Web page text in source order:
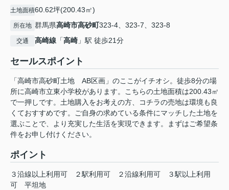
土地面積60.62坪(200.43㎡)
所在地 群馬県高崎市高砂町323-4、323-7、323-8
交通 高崎線 「高崎 」駅 徒歩21分
セールスポイント
「高崎市高砂町土地 AB区画」のここがイチオシ。徒歩8分の場
所に高崎市立東小学校があります。こちらの土地面積は200.43㎡
で一押しです。土地購入をお考えの方、コチラの売地は環境も良
くておすすめです。ご自身の求めている条件にマッチした土地を
選ぶことで、より充実した生活を実現できます。まずはご希望条
件をお申し付けください。
ポイント
３沿線以上利用可 ２駅利用可 ２沿線利用可
３駅以上利用
可
平坦地